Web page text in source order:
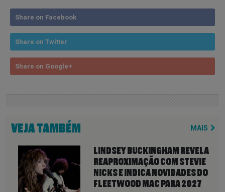
Share on Facebook
Share on Twitter
Share on Google+
VEJA TAMBÉM MAIS
LINDSEY BUCKINGHAM REVELA
REAPROXIMAÇÃO COM STEVIE
NICKS E INDICA NOVIDADES DO
FLEETWOOD MAC PARA 2027